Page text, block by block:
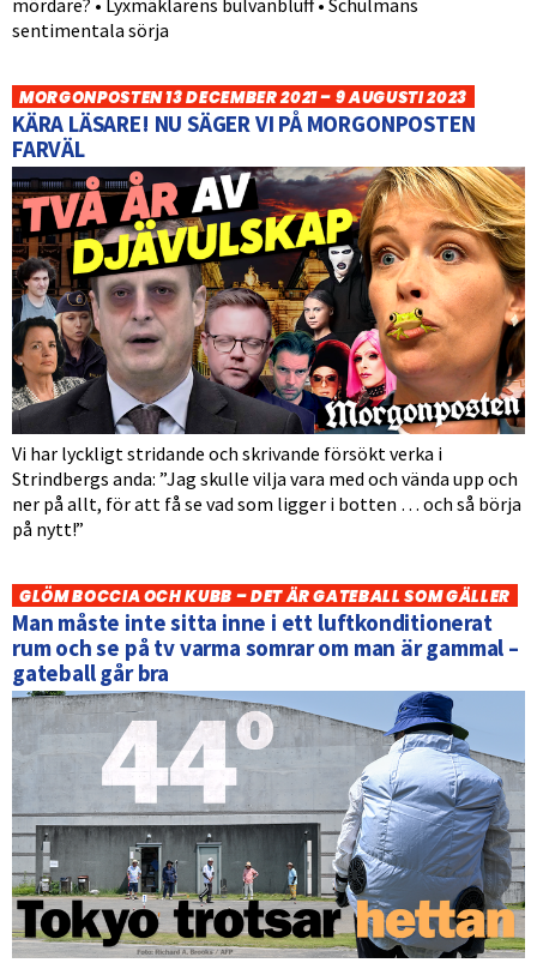
mördare? • Lyxmäklarens bulvanbluff • Schulmans
sentimentala sörja
MORGONPOSTEN 13 DECEMBER 2021 – 9 AUGUSTI 2023
KÄRA LÄSARE! NU SÄGER VI PÅ MORGONPOSTEN
FARVÄL
Vi har lyckligt stridande och skrivande försökt verka i
Strindbergs anda: ”Jag skulle vilja vara med och vända upp och
ner på allt, för att få se vad som ligger i botten … och så börja
på nytt!”
GLÖM BOCCIA OCH KUBB – DET ÄR GATEBALL SOM GÄLLER
Man måste inte sitta inne i ett luftkonditionerat
rum och se på tv varma somrar om man är gammal –
gateball går bra